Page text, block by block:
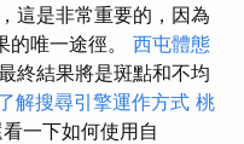
這是非常重要的，因為
的唯一途徑。 西屯體態
終結果將是斑點和不均
解搜尋引擎運作方式 桃
一下如何使用自